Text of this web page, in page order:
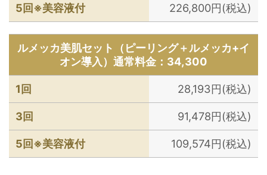
5回※美容液付 226,800円(税込)
ルメッカ美肌セット（ピーリング＋ルメッカ+イ
オン導入）通常料金：34,300
1回 28,193円(税込)
3回 91,478円(税込)
5回※美容液付 109,574円(税込)